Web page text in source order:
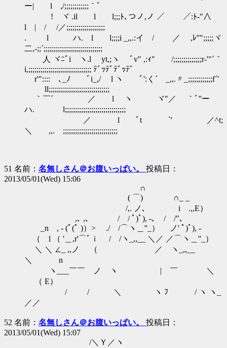
ー| l ,/;;;;;;;;;;;;｀ﾞ
! ヾ .il l l;;;ﾄ､つノ,ノ ／ ／:ﾄ-"∧
l | / /／;;;;;;;;;;;;;;;;;;;
. l ハ. l l;;;;i _,,.:イ / ／ ,ﾚ''";;;;;ヾ
二,-;;´;;;;;;;;;;;;;;;;;;;;;;;;;;;;;
人 ヾﾆﾞi ヽ.l yt,;ヽ ﾞv'′ ,:ｨ" /;;;;;;;;;;;;;;r-'"´｀
i,;;;;;;;;;;;;;;;;;;;;;;;;;;;;;;; ﾃﾞｯﾃﾞﾃﾞｯﾃﾞ
r'"::::ゝ､_ﾉ ﾞi_,/ l ヽ ﾞ':く´ _,,.〃_;;;;;;;;;;;;f´'
ll;;;;;;;;;;;;;;;;;;;;;;;;;;;;;;
｀￣´ ／ l ヽ ヾ"／ ｀ﾞ''ー
ハ. l;;;;;;;;;;;;;;;;;;;;;;;;;;;;;;
／ l ﾞt `' ／^t;
＼ ,,.ゝ;;;;;;;;;;;;;;;;;;;;;;;;;;;
51 名前： 名無しさん＠お腹いっぱい。 投稿日：
2013/05/01(Wed) 15:06
∩
( ⌒) ∩_ _
/,. ノ､ i .,,E）
,､ ,､ / / ﾟ)ﾟ), -､ / /"､
_n , - (ﾟ(ﾟ )）> ./ /⌒ヽ＿''_） ノ' ﾟ)ﾟ), -
（ l （ '＿,r'⌒ﾞｉ / /ヽ_,,__ ＼／ ／⌒ヽ＿''_）
＼ ＼ ∠_ ,,ノ （ ／ ヽ_,,__
＼ n
ヽ___￣￣ ノ ヽ | ￣ ＼
（ E）
/ / ＼ ヽ ﾌ / ヽ ヽ_
／／
52 名前： 名無しさん＠お腹いっぱい。 投稿日：
2013/05/01(Wed) 15:07
/＼Ｙ／ヽ